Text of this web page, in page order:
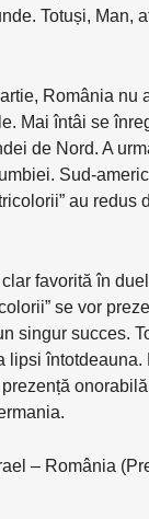
Totuși, Man,
România nu
Mai întâi se
de Nord. A
Sud-
au redus
favorită în
se vor
singur succes.
lipsi întotdeauna.
– România